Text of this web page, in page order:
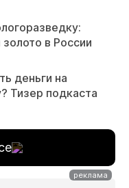
в России
деньги на
Тизер подкаста